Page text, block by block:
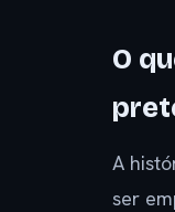
O
A
ser